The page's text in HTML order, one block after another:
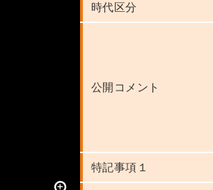
時代区分
公開コメント
特記事項１